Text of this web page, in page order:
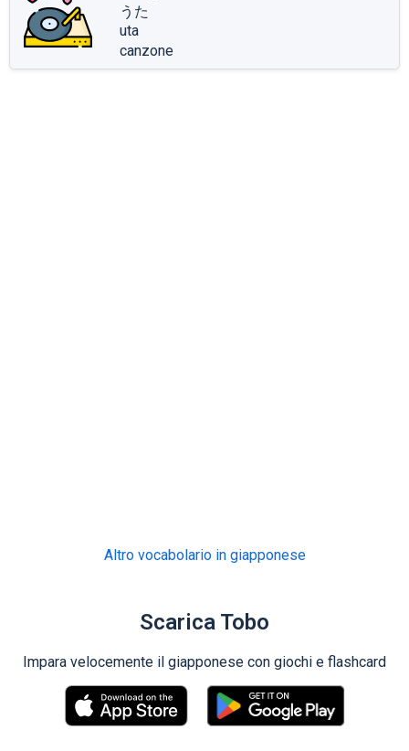
うた
uta
canzone
Altro vocabolario in giapponese
Scarica Tobo
Impara velocemente il giapponese con giochi e flashcard